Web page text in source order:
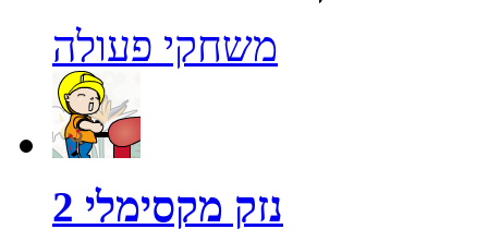
משחקי פעולה
נזק מקסימלי 2